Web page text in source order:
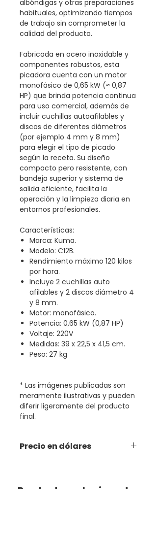
albóndigas y otras preparaciones
habituales, optimizando tiempos
de trabajo sin comprometer la
calidad del producto.
Fabricada en acero inoxidable y
componentes robustos, esta
picadora cuenta con un motor
monofásico de 0,65 kW (≈ 0,87
HP) que brinda potencia continua
para uso comercial, además de
incluir cuchillas autoafilables y
discos de diferentes diámetros
(por ejemplo 4 mm y 8 mm)
para elegir el tipo de picado
según la receta. Su diseño
compacto pero resistente, con
bandeja superior y sistema de
salida eficiente, facilita la
operación y la limpieza diaria en
entornos profesionales.
Características:
Marca: Kuma.
Modelo: C12B.
Rendimiento máximo 120 kilos
por hora.
Incluye 2 cuchillas auto
afilables y 2 discos diámetro 4
y 8 mm.
Motor: monofásico.
Potencia: 0,65 kW (0,87 HP)
Voltaje: 220V
Medidas: 39 x 22,5 x 41,5 cm.
Peso: 27 kg
* Las imágenes publicadas son
meramente ilustrativas y pueden
diferir ligeramente del producto
final.
Precio en dólares
Productos relacionados